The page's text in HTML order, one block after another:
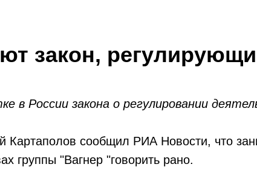
закон,
в России закона о регулировании
Картаполов сообщил РИА Новости, что
группы "Вагнер "говорить рано.